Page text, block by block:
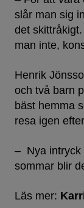
slår man sig
det
man inte,
Henrik
och två barn
bäst hemma
resa igen
– Nya intryck
sommar blir
Läs mer: